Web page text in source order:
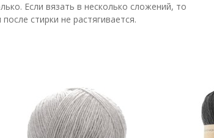
Если вязать в несколько сложений, то
стирки не растягивается.